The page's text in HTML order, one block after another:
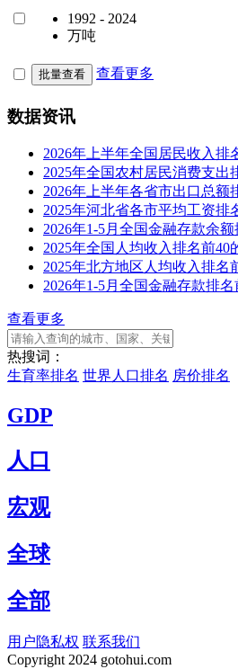
1992 - 2024
万吨
批量查看 查看更多
数据资讯
2026年上半年全国居民收入排
2025年全国农村居民消费支出
2026年上半年各省市出口总额
2025年河北省各市平均工资排
2026年1-5月全国金融存款余
2025年全国人均收入排名前40
2025年北方地区人均收入排名
2026年1-5月全国金融存款排
查看更多
热搜词：
生育率排名 世界人口排名 房价排名
GDP
人口
宏观
全球
全部
用户隐私权 联系我们
Copyright 2024 gotohui.com